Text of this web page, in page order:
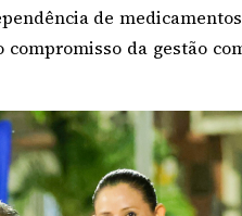
de
da gestão